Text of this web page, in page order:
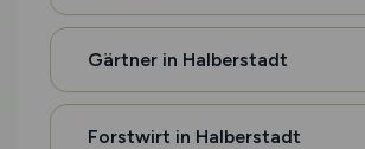
Gärtner in Halberstadt
Forstwirt in Halberstadt